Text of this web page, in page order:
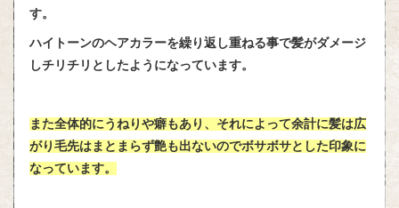
す。
ハイトーンのヘアカラーを繰り返し重ねる事で髪がダメージ
しチリチリとしたようになっています。
また全体的にうねりや癖もあり、それによって余計に髪は広
がり毛先はまとまらず艶も出ないのでボサボサとした印象に
なっています。